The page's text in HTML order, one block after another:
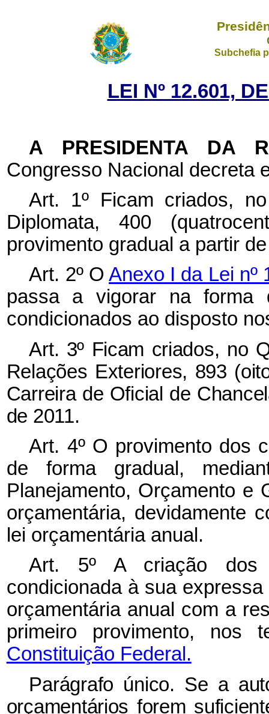
Subchefia
LEI Nº 12.601,
A PRESIDENTA DA
Congresso Nacional decreta
Art. 1º Ficam criados,
Diplomata, 400
provimento gradual a partir
Art. 2º OAnexo I da Lei nº
passa a vigorar na
condicionados ao disposto
Art. 3º Ficam criados, no
Relações Exteriores, 893
Carreira de Oficial de
de 2011.
Art. 4º O provimento dos
de forma gradual,
Planejamento, Orçamento e
orçamentária, devidamente
lei orçamentária anual.
Art. 5º A criação dos
condicionada à sua
orçamentária anual com a
primeiro provimento, nos
Constituição Federal.
Parágrafo único. Se a
orçamentários forem